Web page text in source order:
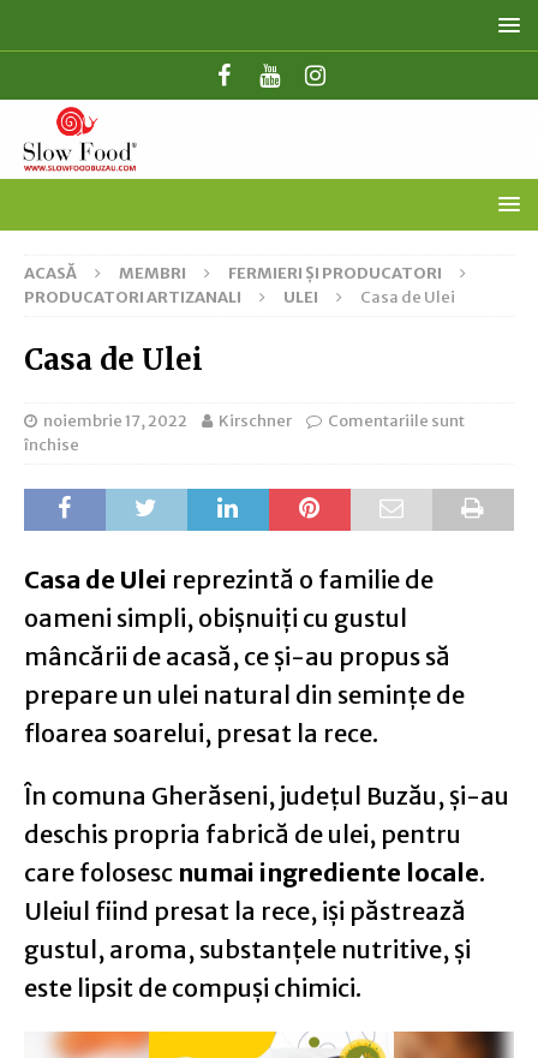
ACASĂ MEMBRI
FERMIERI ȘI PRODUCATORI
PRODUCATORI ARTIZANALI
ULEI Casa de Ulei
Casa de Ulei
noiembrie 17, 2022 Kirschner
Comentariile sunt
închise
Casa de Ulei reprezintă o familie de
oameni simpli, obișnuiți cu gustul
mâncării de acasă, ce și-au propus să
prepare un ulei natural din semințe de
floarea soarelui, presat la rece.
În comuna Gherăseni, județul Buzău, și-au
deschis propria fabrică de ulei, pentru
care folosesc numai ingrediente locale.
Uleiul fiind presat la rece, iși păstrează
gustul, aroma, substanțele nutritive, și
este lipsit de compuși chimici.